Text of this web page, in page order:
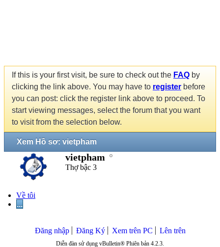
If this is your first visit, be sure to check out the FAQ by
clicking the link above. You may have to register before
you can post: click the register link above to proceed. To
start viewing messages, select the forum that you want
to visit from the selection below.
Xem Hồ sơ: vietpham
vietpham
Thợ bậc 3
Về tôi
...
Đăng nhập Đăng Ký Xem trên PC Lên trên
Diễn đàn sử dụng vBulletin® Phiên bản 4.2.3.